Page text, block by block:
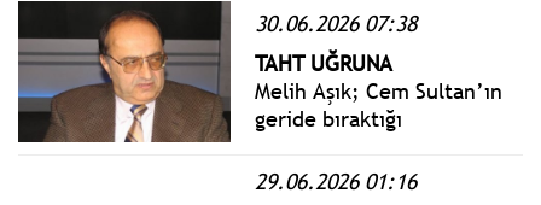
olan Soner Yalçın'a, Ruşen
Çakır'a, Şaban Sevinç'e,
Yavuz Oğhan'a talimat
veremeyeceğimi
öğrenirlerdi.
30.06.2026 07:38
TAHT UĞRUNA
Melih Aşık; Cem Sultan’ın
geride bıraktığı
yaşında amcası II. Bayezid
29.06.2026 01:16